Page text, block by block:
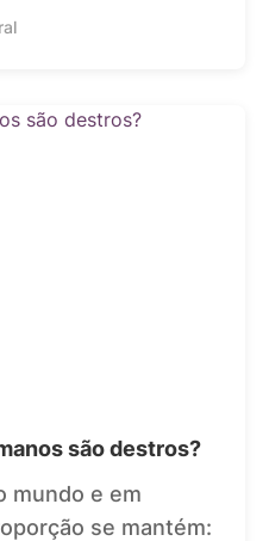
são destros?
mundo e em
se mantém: